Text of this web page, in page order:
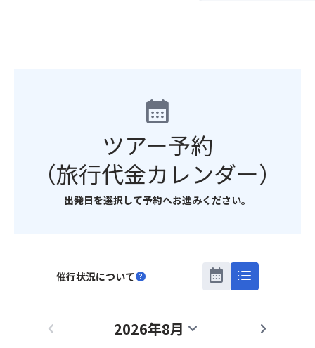
calendar_month
ツアー予約
（旅行代金カレンダー）
出発日を選択して予約へお進みください。
催行状況についてhelp calendar_month list
chevron_left 2026年8月 expand_more chevron_right